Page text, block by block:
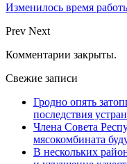
Изменилось время
Prev Next
Комментарии закрыты.
Свежие записи
Гродно опять
последствия
Члена Совета
мясокомбината
В нескольких